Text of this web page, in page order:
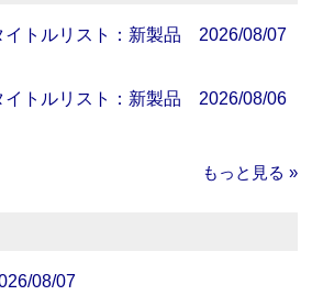
イトルリスト：新製品 2026/08/07
イトルリスト：新製品 2026/08/06
もっと見る »
08/07